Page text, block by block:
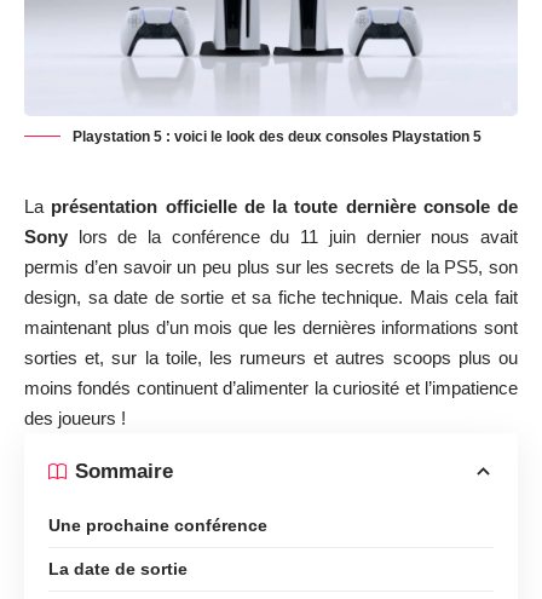
Playstation 5 : voici le look des deux consoles Playstation 5
La présentation officielle de la toute dernière console de
Sony lors de la conférence du 11 juin dernier nous avait
permis d’en savoir un peu plus sur les secrets de la PS5, son
design, sa date de sortie et sa fiche technique. Mais cela fait
maintenant plus d’un mois que les dernières informations sont
sorties et, sur la toile, les rumeurs et autres scoops plus ou
moins fondés continuent d’alimenter la curiosité et l’impatience
des joueurs !
Sommaire
Une prochaine conférence
La date de sortie